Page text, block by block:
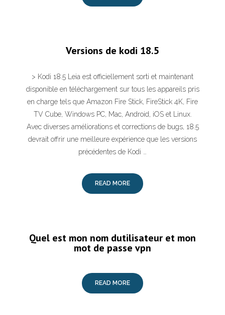
Versions de kodi 18.5
> Kodi 18.5 Leia est officiellement sorti et maintenant
disponible en téléchargement sur tous les appareils pris
en charge tels que Amazon Fire Stick, FireStick 4K, Fire
TV Cube, Windows PC, Mac, Android, iOS et Linux.
Avec diverses améliorations et corrections de bugs, 18.5
devrait offrir une meilleure expérience que les versions
précédentes de Kodi …
READ MORE
Quel est mon nom dutilisateur et mon
mot de passe vpn
READ MORE